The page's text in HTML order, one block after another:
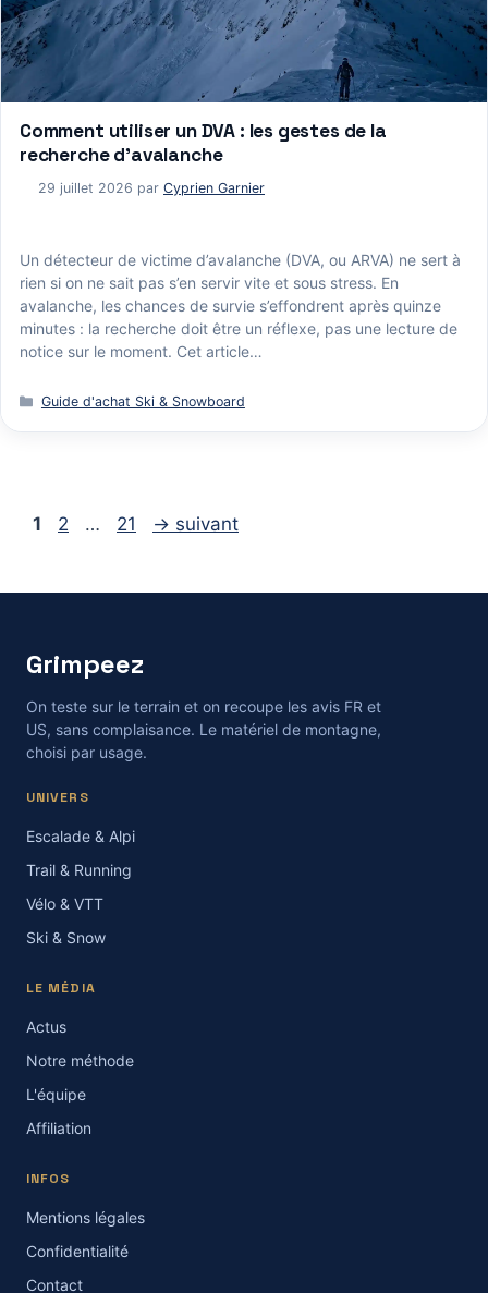
Comment utiliser un DVA : les gestes de la
recherche d’avalanche
29 juillet 2026 par Cyprien Garnier
Un détecteur de victime d’avalanche (DVA, ou ARVA) ne sert à
rien si on ne sait pas s’en servir vite et sous stress. En
avalanche, les chances de survie s’effondrent après quinze
minutes : la recherche doit être un réflexe, pas une lecture de
notice sur le moment. Cet article…
Catégories
Guide d'achat Ski & Snowboard
Page
1 Page
2 … Page
21 → suivant
Grimpeez
On teste sur le terrain et on recoupe les avis FR et
US, sans complaisance. Le matériel de montagne,
choisi par usage.
UNIVERS
Escalade & Alpi
Trail & Running
Vélo & VTT
Ski & Snow
LE MÉDIA
Actus
Notre méthode
L'équipe
Affiliation
INFOS
Mentions légales
Confidentialité
Contact